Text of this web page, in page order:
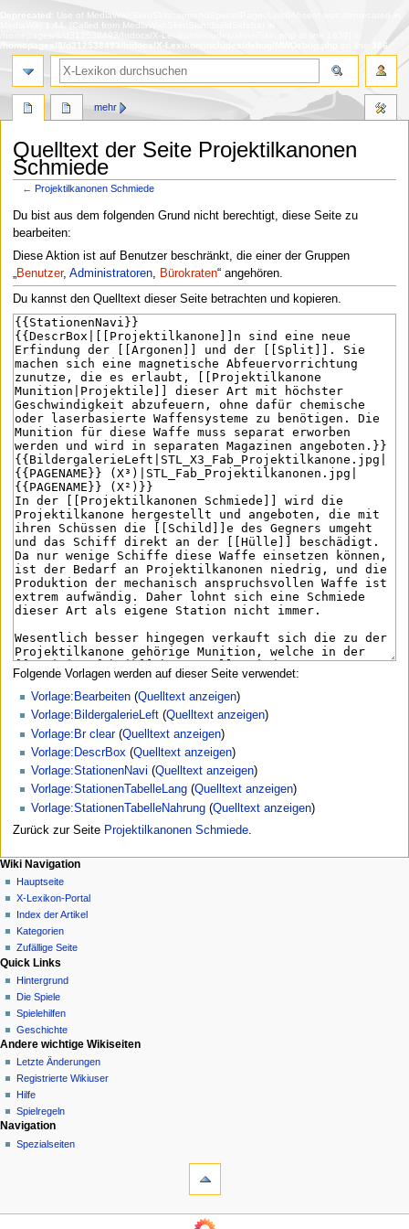
Deprecated : Use of MediaWiki\Skin\Skin::appendSpecialPagesLinkIfAbsent was deprecated in
MediaWiki 1.44. [Called from MediaWiki\Skin\Skin::buildSidebar in
/homepages/8/d312538493/htdocs/X-Lexikon/includes/skins/Skin.php at line 1639] in
/homepages/8/d312538493/htdocs/X-Lexikon/includes/debug/MWDebug.php
386
Quelltext der Seite Projektilkanonen
Schmiede
←Projektilkanonen Schmiede
Zur
Navigation
springen
Zur
Suche
springen
Du bist aus dem folgenden Grund nicht berechtigt, diese Seite zu
bearbeiten:
Diese Aktion ist auf Benutzer beschränkt, die einer der Gruppen
„Benutzer, Administratoren, Bürokraten“ angehören.
Du kannst den Quelltext dieser Seite betrachten und kopieren.
Folgende Vorlagen werden auf dieser Seite verwendet:
Vorlage:Bearbeiten (Quelltext anzeigen)
Vorlage:BildergalerieLeft (Quelltext anzeigen)
Vorlage:Br clear(Quelltext anzeigen)
Vorlage:DescrBox (Quelltext anzeigen)
Vorlage:StationenNavi (Quelltext anzeigen)
Vorlage:StationenTabelleLang (Quelltext anzeigen)
Vorlage:StationenTabelleNahrung (Quelltext anzeigen)
Zurück zur Seite Projektilkanonen Schmiede.
N
a
v
g
a
o
n
s
m
e
n
ü
Seitenaktionen
Seite
Diskussion
Lesen
Quelltext
anzeigen
Versionsgeschichte
mehr
Meine Werkzeuge
Anmelden
Wiki Navigation
Hauptseite
X-Lexikon-Portal
Index der Artikel
Kategorien
Zufällige Seite
Suche
Quick Links
Hintergrund
Die Spiele
Spielehilfen
Geschichte
Andere wichtige Wikiseiten
Letzte Änderungen
Registrierte Wikiuser
Hilfe
Spielregeln
Werkzeuge
Links
Navigation
Spezialseiten
Wiki Navigation